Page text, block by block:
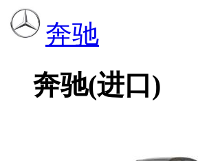
奔驰
奔驰(进口)